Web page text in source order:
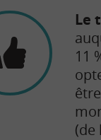
Le
11
(de